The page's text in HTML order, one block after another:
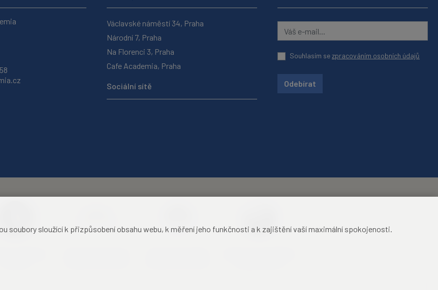
Václavské náměstí 34, Praha
Národní 7, Praha
Na Florenci 3, Praha
Cafe Academia, Praha
Sociální sítě
Souhlasím sezpracováním osobních údajů
Odebírat
soubory sloužící k přizpůsobení obsahu webu, k měření jeho funkčnosti a k zajištění vaší maximální spokojenosti.